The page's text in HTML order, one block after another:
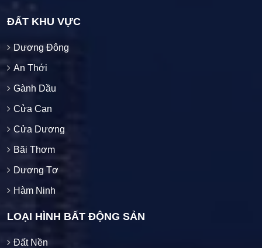
ĐẤT KHU VỰC
Dương Đông
An Thới
Gành Dầu
Cửa Cạn
Cửa Dương
Bãi Thơm
Dương Tơ
Hàm Ninh
LOẠI HÌNH BẤT ĐỘNG SẢN
Đất Nền